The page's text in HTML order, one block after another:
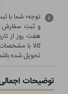
توجه؛ شما با
و ثبت سفارش
هفت روز از
کالا با
تحویل شده
توضیحات